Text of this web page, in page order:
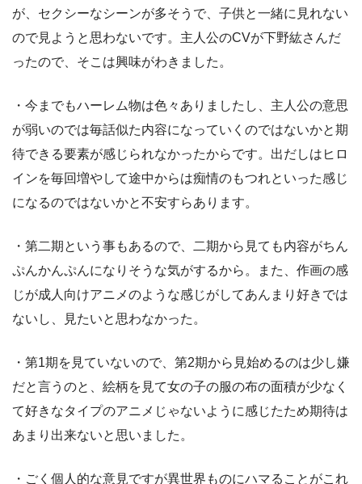
が、セクシーなシーンが多そうで、子供と一緒に見れない
ので見ようと思わないです。主人公のCVが下野紘さんだ
ったので、そこは興味がわきました。
・今までもハーレム物は色々ありましたし、主人公の意思
が弱いのでは毎話似た内容になっていくのではないかと期
待できる要素が感じられなかったからです。出だしはヒロ
インを毎回増やして途中からは痴情のもつれといった感じ
になるのではないかと不安すらあります。
・第二期という事もあるので、二期から見ても内容がちん
ぷんかんぷんになりそうな気がするから。また、作画の感
じが成人向けアニメのような感じがしてあんまり好きでは
ないし、見たいと思わなかった。
・第1期を見ていないので、第2期から見始めるのは少し嫌
だと言うのと、絵柄を見て女の子の服の布の面積が少なく
て好きなタイプのアニメじゃないように感じたため期待は
あまり出来ないと思いました。
・ごく個人的な意見ですが異世界ものにハマることがこれ